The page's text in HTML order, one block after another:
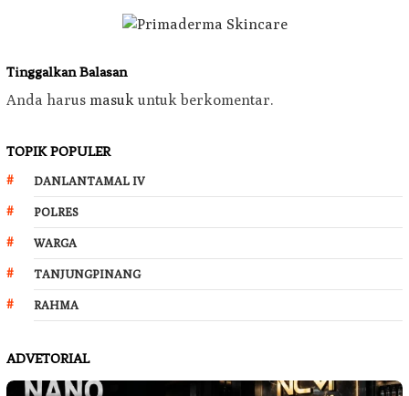
Tinggalkan Balasan
Anda harus masuk untuk berkomentar.
TOPIK POPULER
DANLANTAMAL IV
POLRES
WARGA
TANJUNGPINANG
RAHMA
ADVETORIAL